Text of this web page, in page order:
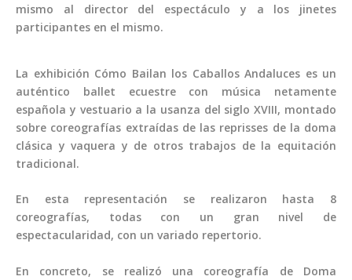
mismo al director del espectáculo y a los jinetes
participantes en el mismo.
La exhibición Cómo Bailan los Caballos Andaluces es un
auténtico ballet ecuestre con música netamente
española y vestuario a la usanza del siglo XVIII, montado
sobre coreografías extraídas de las reprisses de la doma
clásica y vaquera y de otros trabajos de la equitación
tradicional.
En esta representación se realizaron hasta 8
coreografías, todas con un gran nivel de
espectacularidad, con un variado repertorio.
En concreto, se realizó una coreografía de Doma